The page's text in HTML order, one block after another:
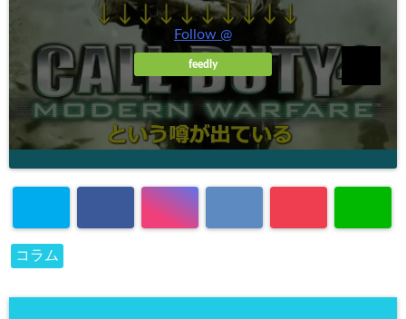
Follow @
feedly
コラム